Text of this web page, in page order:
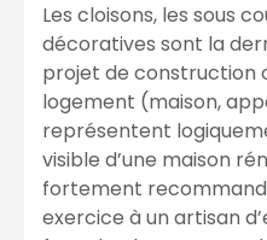
Les cloisons, les sous
décoratives sont la
projet de construction
logement (maison,
représentent
visible d’une maison
fortement
exercice à un artisan